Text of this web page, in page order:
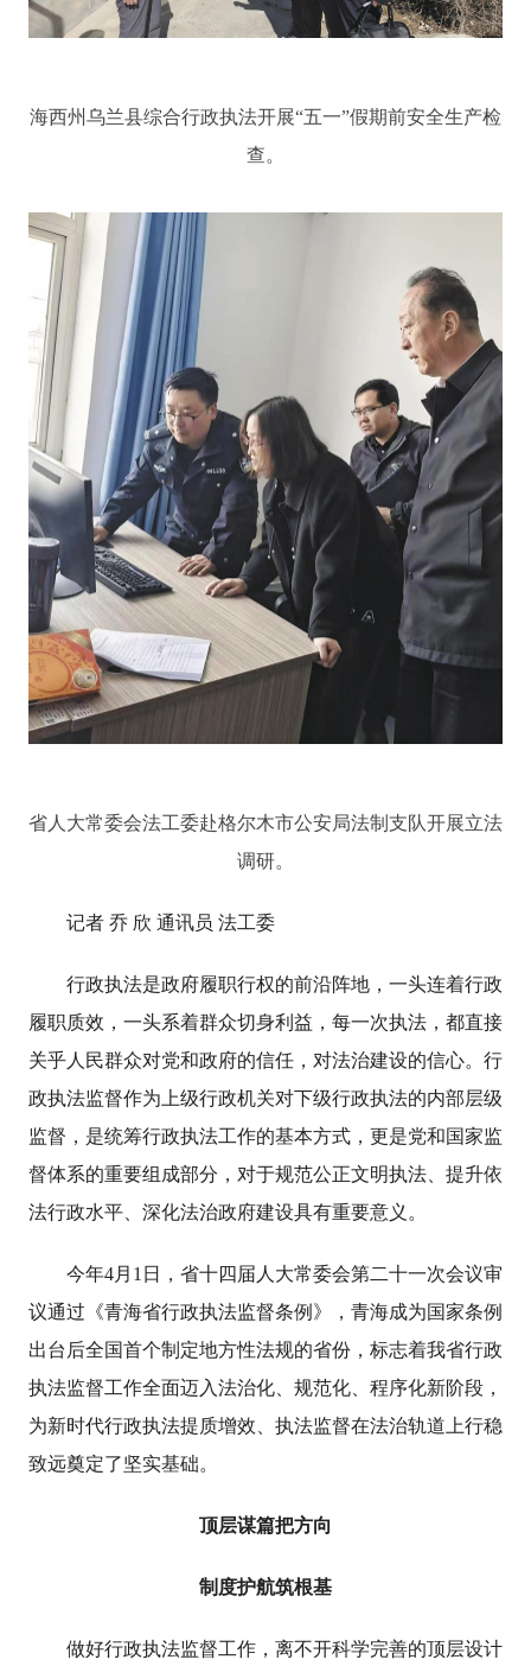
海西州乌兰县综合行政执法开展“五一”假期前安全生产检
查。
省人大常委会法工委赴格尔木市公安局法制支队开展立法
调研。
记者 乔 欣 通讯员 法工委
行政执法是政府履职行权的前沿阵地，一头连着行政
履职质效，一头系着群众切身利益，每一次执法，都直接
关乎人民群众对党和政府的信任，对法治建设的信心。行
政执法监督作为上级行政机关对下级行政执法的内部层级
监督，是统筹行政执法工作的基本方式，更是党和国家监
督体系的重要组成部分，对于规范公正文明执法、提升依
法行政水平、深化法治政府建设具有重要意义。
今年4月1日，省十四届人大常委会第二十一次会议审
议通过《青海省行政执法监督条例》，青海成为国家条例
出台后全国首个制定地方性法规的省份，标志着我省行政
执法监督工作全面迈入法治化、规范化、程序化新阶段，
为新时代行政执法提质增效、执法监督在法治轨道上行稳
致远奠定了坚实基础。
顶层谋篇把方向
制度护航筑根基
做好行政执法监督工作，离不开科学完善的顶层设计